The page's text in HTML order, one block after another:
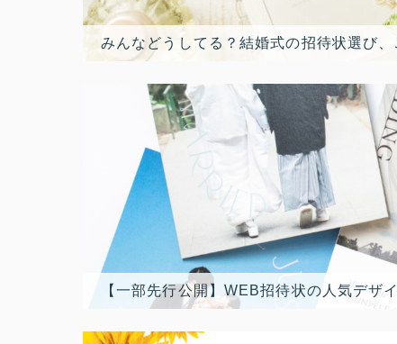
みんなどうしてる？結婚式の招待状選び、
【一部先行公開】WEB招待状の人気デザ